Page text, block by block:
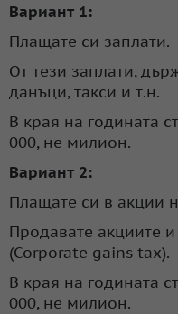
Вариант 1:
Плащате си заплати.
От тези заплати,
данъци, такси и т.н.
В края на годината
000, не милион.
Вариант 2:
Плащате си в акции
Продавате акциите
(Corporate gains tax).
В края на годината
000, не милион.